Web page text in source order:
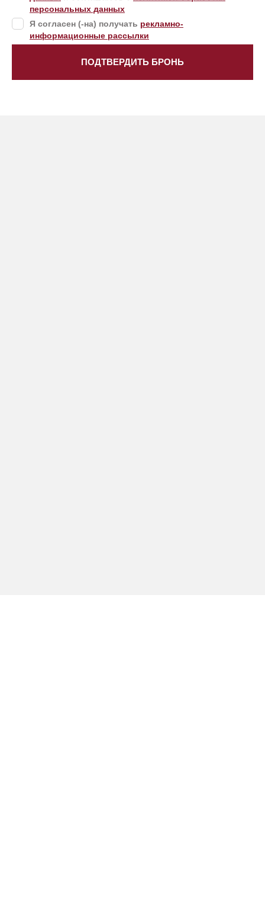
персональных данных
Я согласен (-на) получать рекламно-
информационные рассылки
ПОДТВЕРДИТЬ БРОНЬ